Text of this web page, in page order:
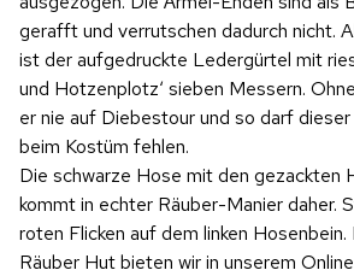
gerafft und verrutschen dadurch nicht.
ist der aufgedruckte Ledergürtel mit
und Hotzenplotz‘ sieben Messern.
er nie auf Diebestour und so darf
beim Kostüm fehlen.
Die schwarze Hose mit den gezackten
kommt in echter Räuber-Manier daher.
roten Flicken auf dem linken
Räuber Hut bieten wir in unserem